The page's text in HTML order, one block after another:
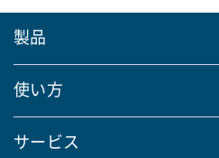
製品
使い方
サービス